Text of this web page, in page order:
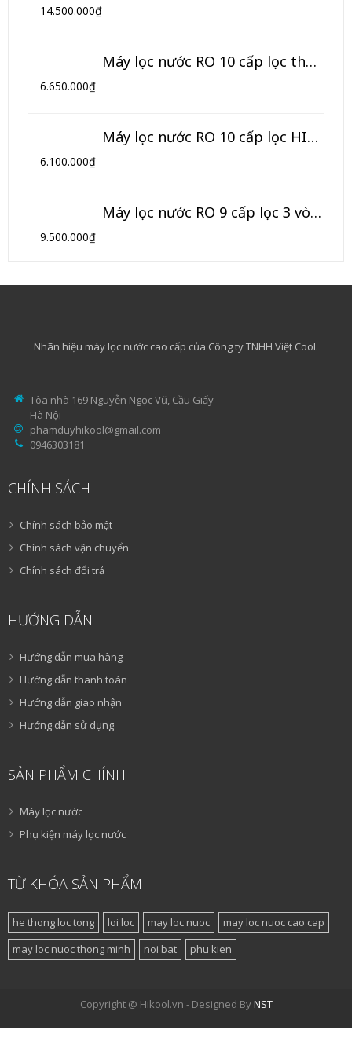
14.500.000₫
Máy lọc nước RO 10 cấp lọc thông minh HIKOOL (Model HL-10TM)
6.650.000₫
Máy lọc nước RO 10 cấp lọc HIKOOL (Model HL-10T)
6.100.000₫
Máy lọc nước RO 9 cấp lọc 3 vòi HIKOOL (Model HK-09NK3)
9.500.000₫
Nhãn hiệu máy lọc nước cao cấp của Công ty TNHH Việt Cool.
Tòa nhà 169 Nguyễn Ngọc Vũ, Cầu Giấy
Hà Nội
phamduyhikool@gmail.com
0946303181
CHÍNH SÁCH
Chính sách bảo mật
Chính sách vận chuyển
Chính sách đổi trả
HƯỚNG DẪN
Hướng dẫn mua hàng
Hướng dẫn thanh toán
Hướng dẫn giao nhận
Hướng dẫn sử dụng
SẢN PHẨM CHÍNH
Máy lọc nước
Phụ kiện máy lọc nước
TỪ KHÓA SẢN PHẨM
he thong loc tong loi loc may loc nuoc
may loc nuoc cao cap
may loc nuoc thong minh
noi bat phu kien
Copyright @ Hikool.vn - Designed ByNST